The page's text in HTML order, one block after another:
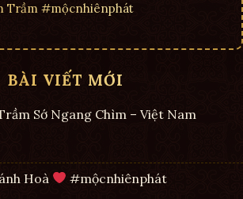
Trầm #mộcnhiênphát
BÀI VIẾT MỚI
Sớ Ngang Chìm – Việt Nam
Hoà #mộcnhiênphát